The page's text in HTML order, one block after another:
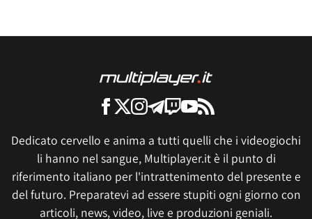
Dedicato cervello e anima a tutti quelli che i videogiochi
li hanno nel sangue, Multiplayer.it è il punto di
riferimento italiano per l'intrattenimento del presente e
del futuro. Preparatevi ad essere stupiti ogni giorno con
articoli, news, video, live e produzioni geniali.